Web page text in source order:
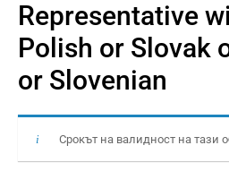
Representative
Polish or Slovak
or Slovenian
Срокът на валидност на тази